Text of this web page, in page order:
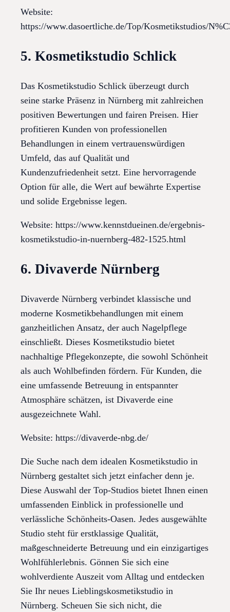
Website:
https://www.dasoertliche.de/Top/Kosmetikstudios/
5. Kosmetikstudio Schlick
Das Kosmetikstudio Schlick überzeugt durch
seine starke Präsenz in Nürnberg mit zahlreichen
positiven Bewertungen und fairen Preisen. Hier
profitieren Kunden von professionellen
Behandlungen in einem vertrauenswürdigen
Umfeld, das auf Qualität und
Kundenzufriedenheit setzt. Eine hervorragende
Option für alle, die Wert auf bewährte Expertise
und solide Ergebnisse legen.
Website: https://www.kennstdueinen.de/ergebnis-
kosmetikstudio-in-nuernberg-482-1525.html
6. Divaverde Nürnberg
Divaverde Nürnberg verbindet klassische und
moderne Kosmetikbehandlungen mit einem
ganzheitlichen Ansatz, der auch Nagelpflege
einschließt. Dieses Kosmetikstudio bietet
nachhaltige Pflegekonzepte, die sowohl Schönheit
als auch Wohlbefinden fördern. Für Kunden, die
eine umfassende Betreuung in entspannter
Atmosphäre schätzen, ist Divaverde eine
ausgezeichnete Wahl.
Website: https://divaverde-nbg.de/
Die Suche nach dem idealen Kosmetikstudio in
Nürnberg gestaltet sich jetzt einfacher denn je.
Diese Auswahl der Top-Studios bietet Ihnen einen
umfassenden Einblick in professionelle und
verlässliche Schönheits-Oasen. Jedes ausgewählte
Studio steht für erstklassige Qualität,
maßgeschneiderte Betreuung und ein einzigartiges
Wohlfühlerlebnis. Gönnen Sie sich eine
wohlverdiente Auszeit vom Alltag und entdecken
Sie Ihr neues Lieblingskosmetikstudio in
Nürnberg. Scheuen Sie sich nicht, die